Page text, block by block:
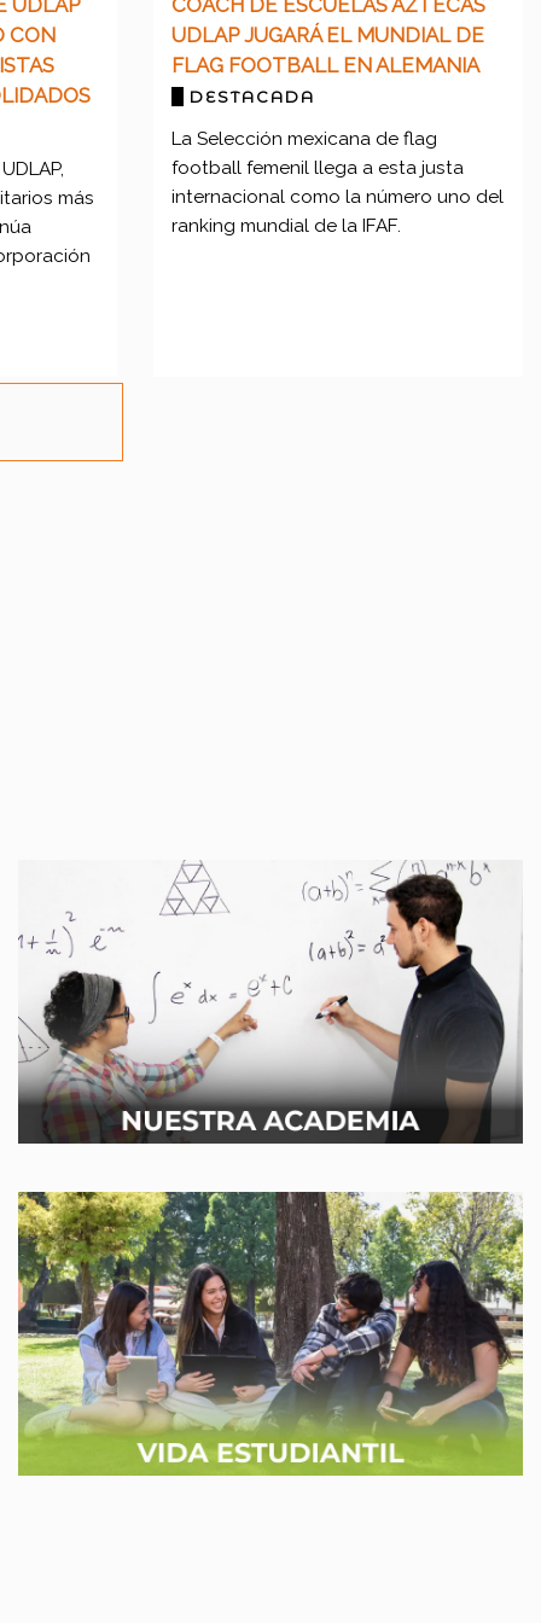
UDLAP
CON
más
COACH DE ESCUELAS AZTECAS
UDLAP JUGARÁ EL MUNDIAL DE
FLAG FOOTBALL EN ALEMANIA
DESTACADA
La Selección mexicana de flag
football femenil llega a esta justa
internacional como la número uno del
ranking mundial de la IFAF.